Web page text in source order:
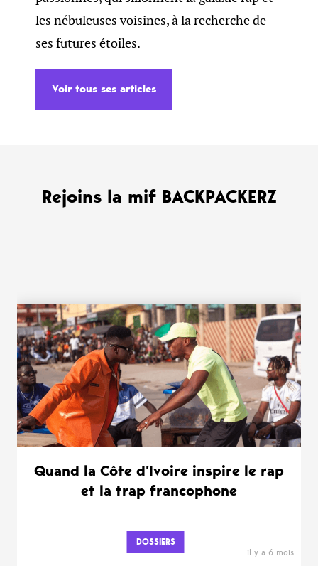
les nébuleuses voisines, à la recherche de
ses futures étoiles.
Voir tous ses articles
Rejoins la mif BACKPACKERZ
WANT MORE ?
Quand la Côte d’Ivoire inspire le rap
et la trap francophone
DOSSIERS
il y a 6 mois